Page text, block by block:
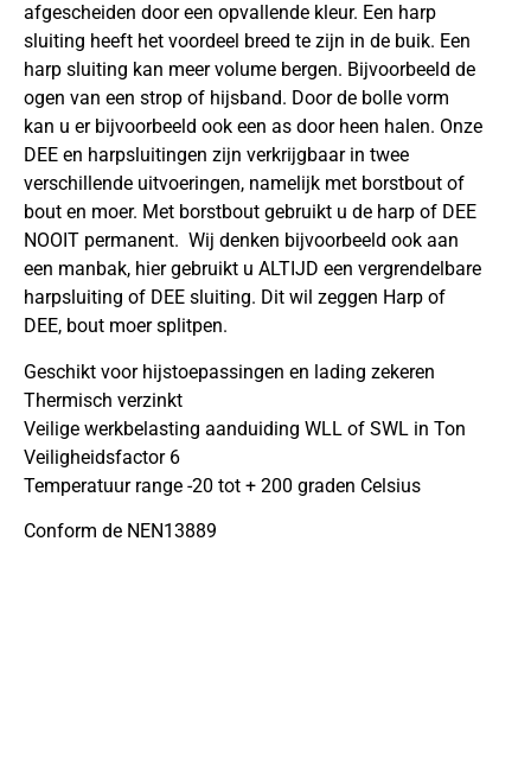
afgescheiden door een opvallende kleur. Een harp
sluiting heeft het voordeel breed te zijn in de buik. Een
harp sluiting kan meer volume bergen. Bijvoorbeeld de
ogen van een strop of hijsband. Door de bolle vorm
kan u er bijvoorbeeld ook een as door heen halen. Onze
DEE en harpsluitingen zijn verkrijgbaar in twee
verschillende uitvoeringen, namelijk met borstbout of
bout en moer. Met borstbout gebruikt u de harp of DEE
NOOIT permanent. Wij denken bijvoorbeeld ook aan
een manbak, hier gebruikt u ALTIJD een vergrendelbare
harpsluiting of DEE sluiting. Dit wil zeggen Harp of
DEE, bout moer splitpen.
Geschikt voor hijstoepassingen en lading zekeren
Thermisch verzinkt
Veilige werkbelasting aanduiding WLL of SWL in Ton
Veiligheidsfactor 6
Temperatuur range -20 tot + 200 graden Celsius
Conform de NEN13889